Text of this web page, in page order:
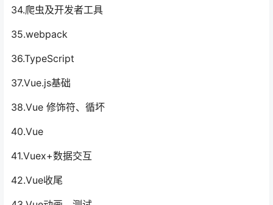
34.爬虫及开发者工具
35.webpack
36.TypeScript
37.Vue.js基础
38.Vue 修饰符、循坏
40.Vue
41.Vuex+数据交互
42.Vue收尾